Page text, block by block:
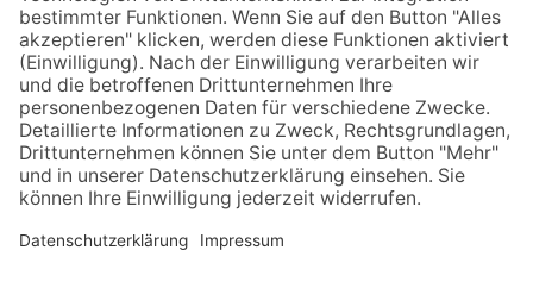
Home
Impressum
Datenschutz
Kontakt & Anfahrt